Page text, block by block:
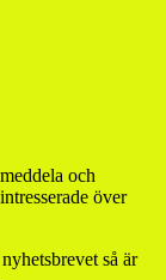
och
över
så är